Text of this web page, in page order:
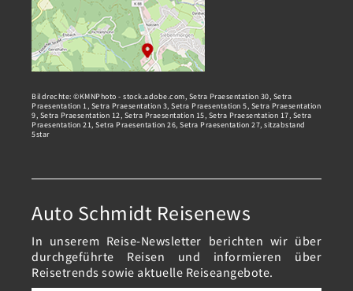
Bildrechte: ©KMNPhoto - stock.adobe.com, Setra Praesentation 30, Setra
Praesentation 1, Setra Praesentation 3, Setra Praesentation 5, Setra Praesentation
9, Setra Praesentation 12, Setra Praesentation 15, Setra Praesentation 17, Setra
Praesentation 21, Setra Praesentation 26, Setra Praesentation 27, sitzabstand
5star
Auto Schmidt Reisenews
In unserem Reise-Newsletter berichten wir über
durchgeführte Reisen und informieren über
Reisetrends sowie aktuelle Reiseangebote.